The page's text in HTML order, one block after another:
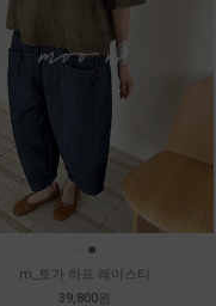
●
m_토가 하프 레이스티
39,800원